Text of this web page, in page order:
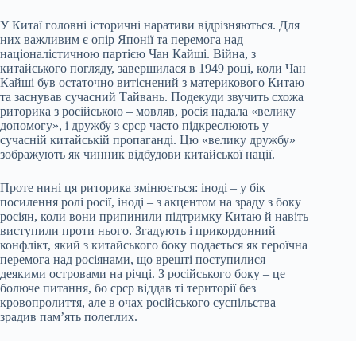
У Китаї головні історичні наративи відрізняються. Для
них важливим є опір Японії та перемога над
націоналістичною партією Чан Кайші. Війна, з
китайського погляду, завершилася в 1949 році, коли Чан
Кайші був остаточно витіснений з материкового Китаю
та заснував сучасний Тайвань. Подекуди звучить схожа
риторика з російською – мовляв, росія надала «велику
допомогу», і дружбу з срср часто підкреслюють у
сучасній китайській пропаганді. Цю «велику дружбу»
зображують як чинник відбудови китайської нації.
Проте нині ця риторика змінюється: іноді – у бік
посилення ролі росії, іноді – з акцентом на зраду з боку
росіян, коли вони припинили підтримку Китаю й навіть
виступили проти нього. Згадують і прикордонний
конфлікт, який з китайського боку подається як героїчна
перемога над росіянами, що врешті поступилися
деякими островами на річці. З російського боку – це
болюче питання, бо срср віддав ті території без
кровопролиття, але в очах російського суспільства –
зрадив пам’ять полеглих.